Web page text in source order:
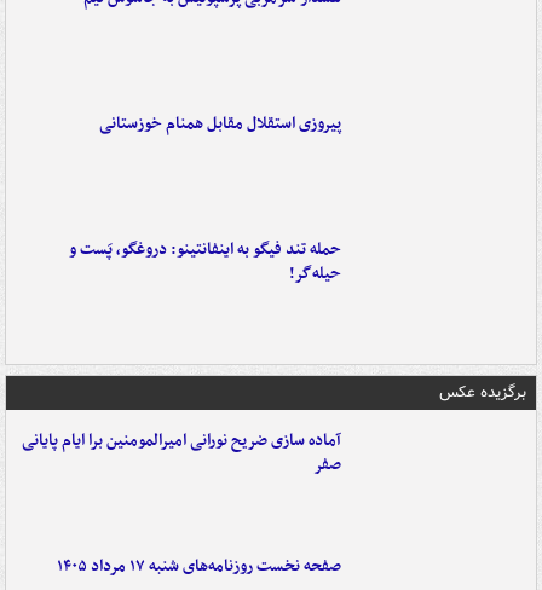
پیروزی استقلال مقابل همنام خوزستانی
حمله تند فیگو به اینفانتینو: دروغگو، پَست‌ و
حیله‌گر!
برگزیده عکس
آماده سازی ضریح نورانی امیرالمومنین برا ایام پایانی
صفر
صفحه نخست روزنامه‌های شنبه ۱۷ مرداد ۱۴۰۵